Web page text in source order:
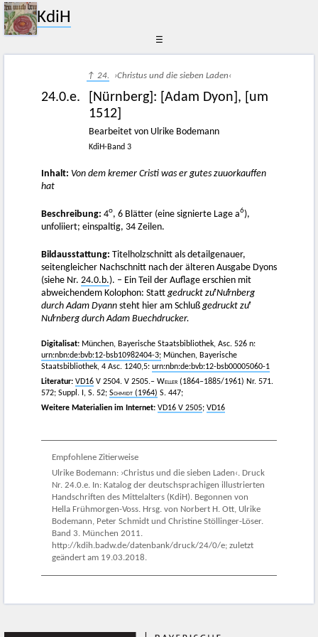
KdiH
☰
↑ 24. ›Christus und die sieben Laden‹
24.0.e. [Nürnberg] : [Adam Dyon] , [um
1512]
Bearbeitet von Ulrike Bodemann
KdiH-Band 3
Inhalt: Von dem kremer Cristi was er gutes zuuorkauffen
hat
Beschreibung: 4o, 6 Blätter (eine signierte Lage a6),
unfoliiert; einspaltig, 34 Zeilen.
Bildausstattung: Titelholzschnitt als detailgenauer,
seitengleicher Nachschnitt nach der älteren Ausgabe Dyons
(siehe Nr. 24.0.b.). – Ein Teil der Auflage erschien mit
abweichendem Kolophon: Statt gedruckt zuͤ Nuͤrnberg
durch Adam Dyann steht hier am Schluß gedruckt zuͤ
Nuͤrnberg durch Adam Buechdrucker.
Digitalisat: München, Bayerische Staatsbibliothek, Asc. 526 n:
urn:nbn:de:bvb:12-bsb10982404-3; München, Bayerische
Staatsbibliothek, 4 Asc. 1240,5: urn:nbn:de:bvb:12-bsb00005060-1
Literatur: VD16 V 2504. V 2505.– Weller (1864–1885/1961) Nr. 571.
572; Suppl. I, S. 52; Schmidt (1964) S. 447;
Weitere Materialien im Internet: VD16 V 2505; VD16
Empfohlene Zitierweise
Ulrike Bodemann: ›Christus und die sieben Laden‹. Druck
Nr. 24.0.e. In: Katalog der deutschsprachigen illustrierten
Handschriften des Mittelalters (KdiH). Begonnen von
Hella Frühmorgen-Voss. Hrsg. von Norbert H. Ott, Ulrike
Bodemann, Peter Schmidt und Christine Stöllinger-Löser.
Band 3. München 2011.
http://kdih.badw.de/datenbank/druck/24/0/e; zuletzt
geändert am 19.03.2018.